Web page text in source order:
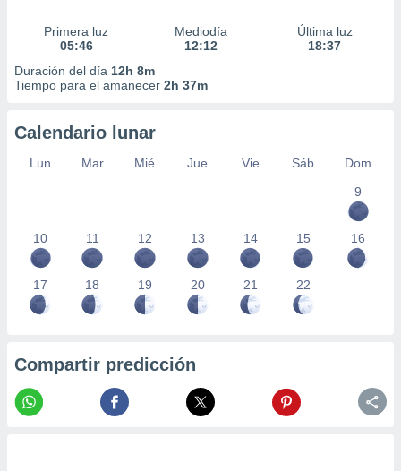
Primera luz
05:46
Mediodía
12:12
Última luz
18:37
Duración del día 12h 8m
Tiempo para el amanecer 2h 37m
Calendario lunar
Lun Mar Mié Jue Vie Sáb
Dom
9
10 11 12 13 14 15 16
17 18 19 20 21 22
Compartir predicción